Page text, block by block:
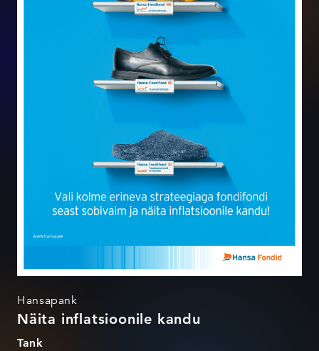
Hansapank
Näita inflatsioonile kandu
Tank